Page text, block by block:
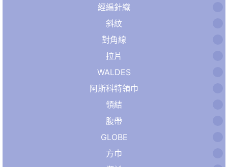
經編針織
斜紋
對角線
拉片
WALDES
阿斯科特領巾
領結
腹帶
GLOBE
方巾